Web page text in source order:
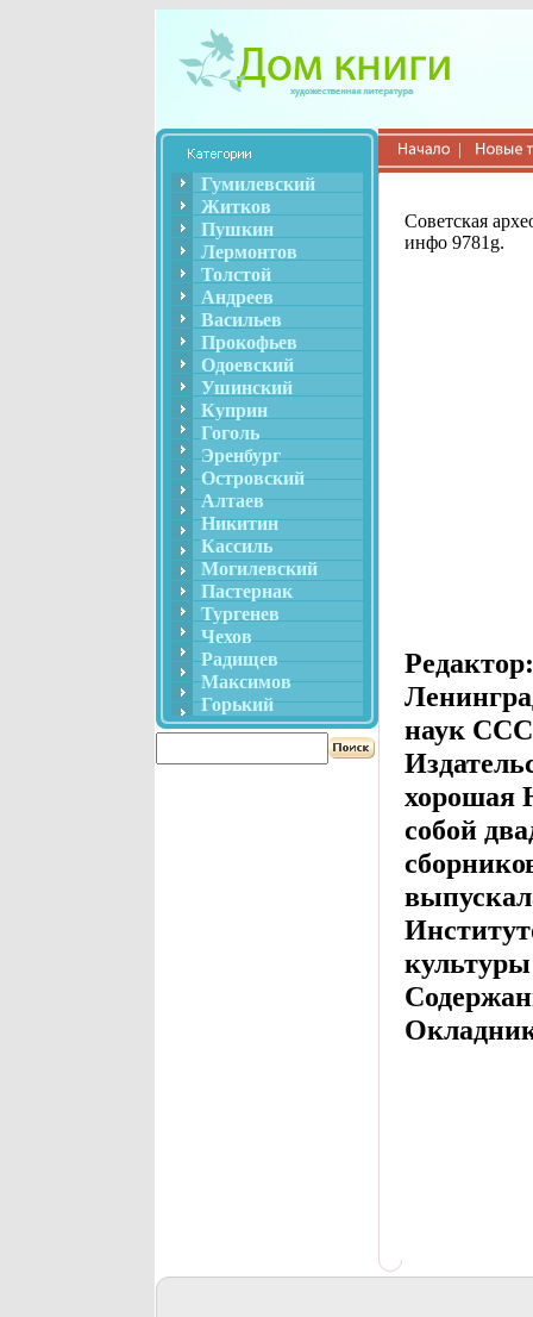
Гумилевский
Житков
Пушкин
Лермонтов
Толстой
Андреев
Васильев
Прокофьев
Одоевский
Ушинский
Куприн
Гоголь
Эренбург
Островский
Алтаев
Никитин
Кассиль
Могилевский
Пастернак
Тургенев
Чехов
Радищев
Максимов
Горький
Советская
инфо 9781g.
наук
хорошая
собой